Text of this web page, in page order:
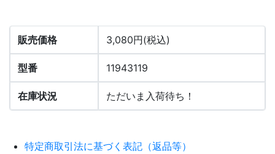
販売価格 3,080円(税込)
型番 11943119
在庫状況 ただいま入荷待ち！
特定商取引法に基づく表記（返品等）